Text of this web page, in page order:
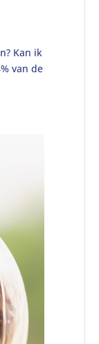
Kan ik
van de